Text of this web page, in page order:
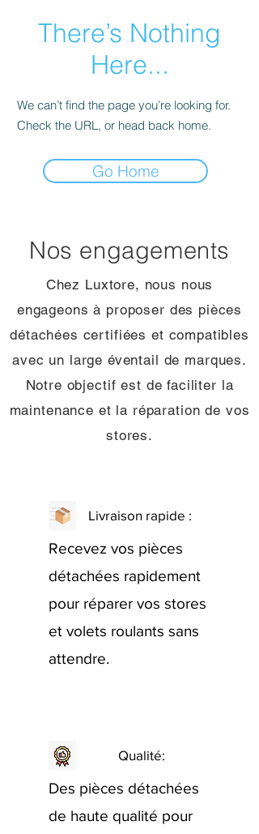
There’s Nothing
Here...
We can’t find the page you’re looking for.
Check the URL, or head back home.
Go Home
Nos engagements
Chez Luxtore, nous nous
engageons à proposer des pièces
détachées certifiées et compatibles
avec un large éventail de marques.
Notre objectif est de faciliter la
maintenance et la réparation de vos
stores.
Livraison rapide :
Recevez vos pièces
détachées rapidement
pour réparer vos stores
et volets roulants sans
attendre.
Qualité:
Des pièces détachées
de haute qualité pour